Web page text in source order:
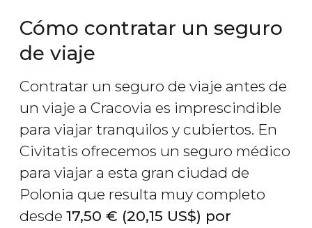
Cómo contratar un seguro
de viaje
Contratar un seguro de viaje antes de
un viaje a Cracovia es imprescindible
para viajar tranquilos y cubiertos. En
Civitatis ofrecemos un seguro médico
para viajar a esta gran ciudad de
Polonia que resulta muy completo
desde 17,50 € (20,15 US$) por